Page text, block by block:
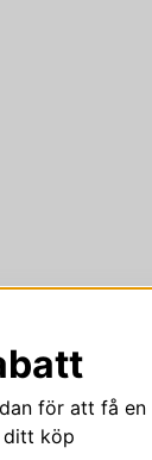
Beskrivning av
för att få en
ditt köp